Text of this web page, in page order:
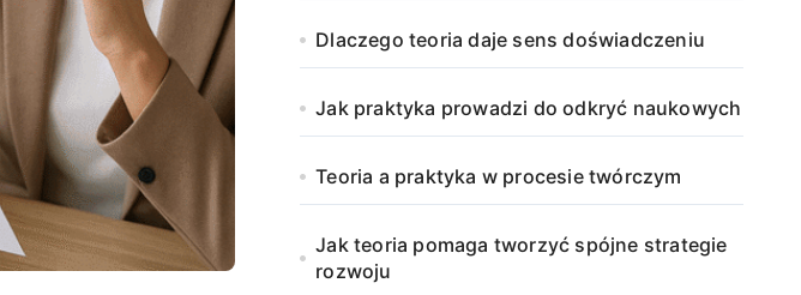
Dlaczego teoria daje sens doświadczeniu
Jak praktyka prowadzi do odkryć naukowych
Teoria a praktyka w procesie twórczym
Jak teoria pomaga tworzyć spójne strategie
rozwoju